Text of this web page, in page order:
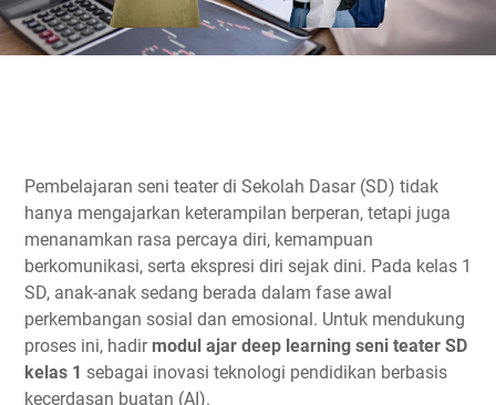
Pembelajaran seni teater di Sekolah Dasar (SD) tidak
hanya mengajarkan keterampilan berperan, tetapi juga
menanamkan rasa percaya diri, kemampuan
berkomunikasi, serta ekspresi diri sejak dini. Pada kelas 1
SD, anak-anak sedang berada dalam fase awal
perkembangan sosial dan emosional. Untuk mendukung
proses ini, hadir modul ajar deep learning seni teater SD
kelas 1 sebagai inovasi teknologi pendidikan berbasis
kecerdasan buatan (AI).